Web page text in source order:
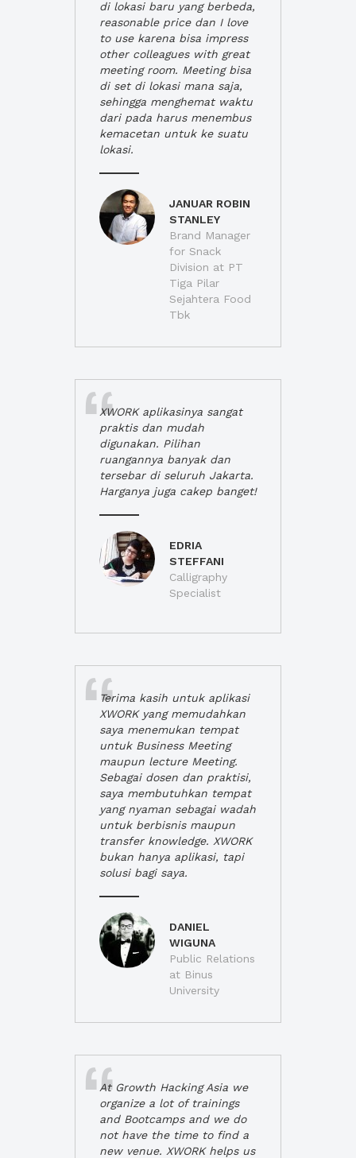
di lokasi baru yang berbeda,
reasonable price dan I love
to use karena bisa impress
other colleagues with great
meeting room. Meeting bisa
di set di lokasi mana saja,
sehingga menghemat waktu
dari pada harus menembus
kemacetan untuk ke suatu
lokasi.
JANUAR ROBIN
STANLEY
Brand Manager
for Snack
Division at PT
Tiga Pilar
Sejahtera Food
Tbk
XWORK aplikasinya sangat
praktis dan mudah
digunakan. Pilihan
ruangannya banyak dan
tersebar di seluruh Jakarta.
Harganya juga cakep banget!
EDRIA
STEFFANI
Calligraphy
Specialist
Terima kasih untuk aplikasi
XWORK yang memudahkan
saya menemukan tempat
untuk Business Meeting
maupun lecture Meeting.
Sebagai dosen dan praktisi,
saya membutuhkan tempat
yang nyaman sebagai wadah
untuk berbisnis maupun
transfer knowledge. XWORK
bukan hanya aplikasi, tapi
solusi bagi saya.
DANIEL
WIGUNA
Public Relations
at Binus
University
At Growth Hacking Asia we
organize a lot of trainings
and Bootcamps and we do
not have the time to find a
new venue. XWORK helps us